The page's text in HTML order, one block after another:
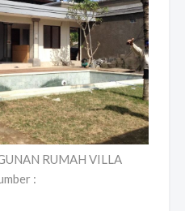
RUMAH VILLA
: